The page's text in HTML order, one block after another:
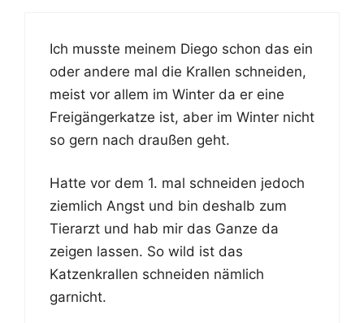
Ich musste meinem Diego schon das ein
oder andere mal die Krallen schneiden,
meist vor allem im Winter da er eine
Freigängerkatze ist, aber im Winter nicht
so gern nach draußen geht.
Hatte vor dem 1. mal schneiden jedoch
ziemlich Angst und bin deshalb zum
Tierarzt und hab mir das Ganze da
zeigen lassen. So wild ist das
Katzenkrallen schneiden nämlich
garnicht.